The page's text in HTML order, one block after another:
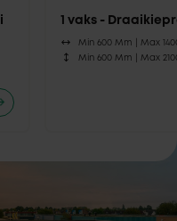
1 vaks -
Min 600 Mm |Max
Min 600 Mm |Max